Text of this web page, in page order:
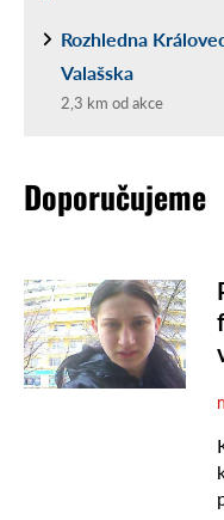
Rozhledna
Valašska
2,3 km od akce
Doporučujeme